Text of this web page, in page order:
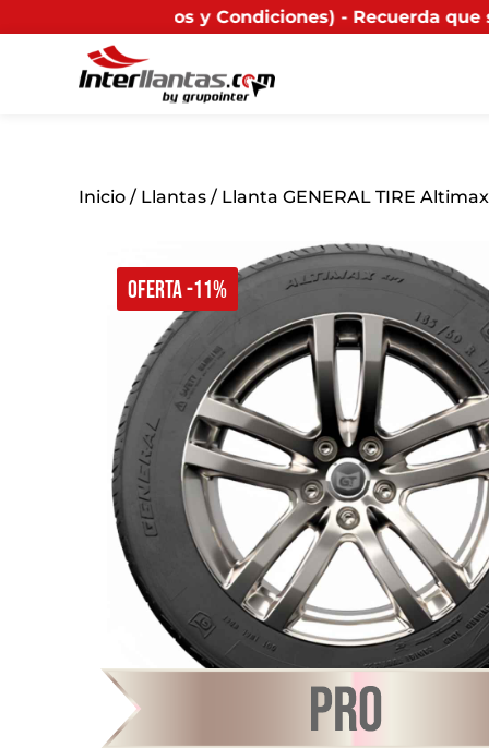
y Condiciones) - Recuerda que si presentas tu
OFERTA -11%
Inicio / Llantas / Llanta GENERAL TIRE Altimax